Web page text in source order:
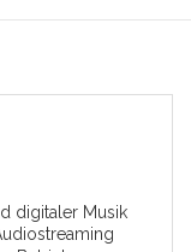
digitaler Musik